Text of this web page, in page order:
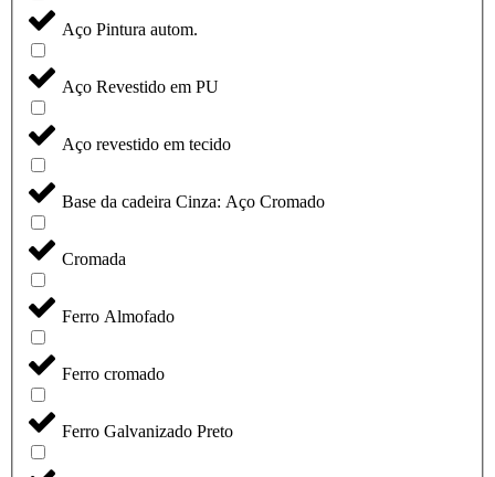
Aço Pintura autom.
Aço Revestido em PU
Aço revestido em tecido
Base da cadeira Cinza: Aço Cromado
Cromada
Ferro Almofado
Ferro cromado
Ferro Galvanizado Preto